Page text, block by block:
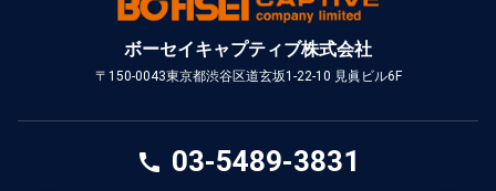
ボーセイキャプティブ株式会社
〒150-0043東京都渋谷区道玄坂1-22-10 見眞ビル6F
call 03-5489-3831